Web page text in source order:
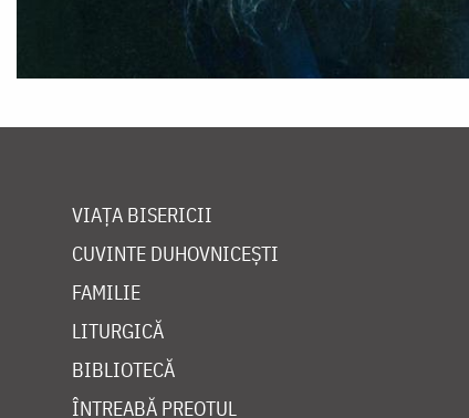
VIAȚA BISERICII
CUVINTE DUHOVNICEȘTI
FAMILIE
LITURGICĂ
BIBLIOTECĂ
ÎNTREABĂ PREOTUL